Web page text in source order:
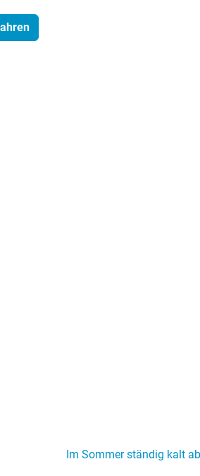
Im Sommer ständig kalt